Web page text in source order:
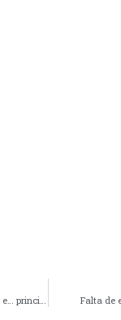
Falta de